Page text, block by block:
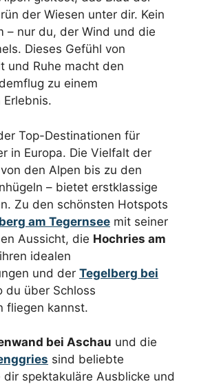
der Wiesen unter dir. Kein
– nur du, der Wind und die
Dieses Gefühl von
und Ruhe macht den
zu einem
Erlebnis.
Top-Destinationen für
in Europa. Die Vielfalt der
den Alpen bis zu den
– bietet erstklassige
Zu den schönsten Hotspots
am Tegernsee mit seiner
Aussicht, die Hochries am
idealen
und der Tegelberg bei
du über Schloss
fliegen kannst.
bei Aschau und die
sind beliebte
spektakuläre Ausblicke und